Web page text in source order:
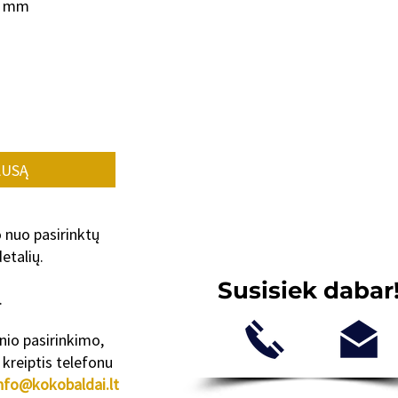
mm
nuo pasirinktų
.
pasirinkimo,
telefonu
Susisiek